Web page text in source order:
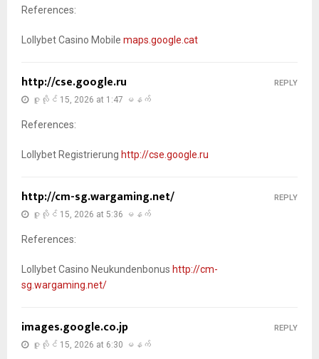
References:
Lollybet Casino Mobile maps.google.cat
http://cse.google.ru
ဇူလိုင် 15, 2026 at 1:47 မနက်
References:
Lollybet Registrierung http://cse.google.ru
REPLY
http://cm-sg.wargaming.net/
ဇူလိုင် 15, 2026 at 5:36 မနက်
References:
Lollybet Casino Neukundenbonus http://cm-
sg.wargaming.net/
REPLY
images.google.co.jp
ဇူလိုင် 15, 2026 at 6:30 မနက်
REPLY